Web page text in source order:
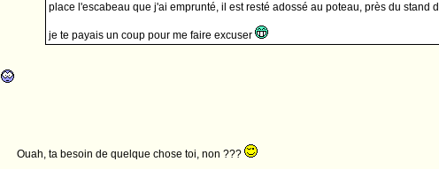
place l'escabeau que j'ai emprunté, il est resté adossé au poteau, près du stand
je te payais un coup pour me faire excuser
Ouah, ta besoin de quelque chose toi, non ???